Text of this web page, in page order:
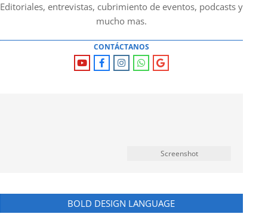
Editoriales, entrevistas, cubrimiento de eventos, podcasts y
mucho mas.
CONTÁCTANOS
Screenshot
BOLD DESIGN LANGUAGE